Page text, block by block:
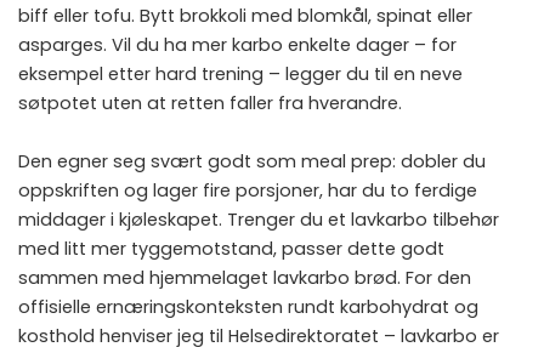
biff eller tofu. Bytt brokkoli med blomkål, spinat eller
asparges. Vil du ha mer karbo enkelte dager – for
eksempel etter hard trening – legger du til en neve
søtpotet uten at retten faller fra hverandre.
Den egner seg svært godt som meal prep: dobler du
oppskriften og lager fire porsjoner, har du to ferdige
middager i kjøleskapet. Trenger du et lavkarbo tilbehør
med litt mer tyggemotstand, passer dette godt
sammen med hjemmelaget lavkarbo brød. For den
offisielle ernæringskonteksten rundt karbohydrat og
kosthold henviser jeg til Helsedirektoratet – lavkarbo er